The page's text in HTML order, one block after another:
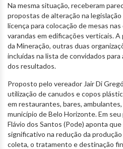
Na mesma situação, receberam
propostas de alteração na
licença para colocação de mesas
varandas em edificações verticais.
da Mineração, outras duas
incluídas na lista de convidados
dos resultados.
Proposto pelo vereador Jair Di
utilização de canudos e copos
em restaurantes, bares,
município de Belo Horizonte. Em
Flávio dos Santos (Pode) aponta
significativo na redução da
coleta, o tratamento e destinação